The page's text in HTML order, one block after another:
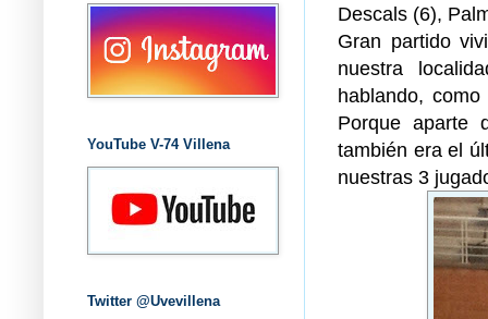
Descals (6),
Gran partido
nuestra
hablando,
Porque aparte
también era el
nuestras 3
YouTube V-74 Villena
Twitter @Uvevillena